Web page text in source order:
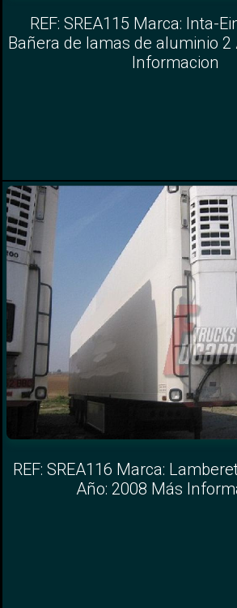
REF: SREA115 Marca: Inta-
Bañera de lamas de aluminio 2
Informacion
REF: SREA116 Marca:
Año: 2008 Más